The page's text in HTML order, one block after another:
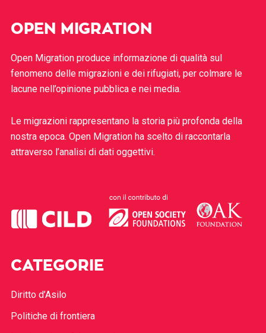
OPEN MIGRATION
Open Migration produce informazione di qualità sul
fenomeno delle migrazioni e dei rifugiati, per colmare le
lacune nell’opinione pubblica e nei media.
Le migrazioni rappresentano la storia più profonda della
nostra epoca. Open Migration ha scelto di raccontarla
attraverso l’analisi di dati oggettivi.
CATEGORIE
Diritto d’Asilo
Politiche di frontiera